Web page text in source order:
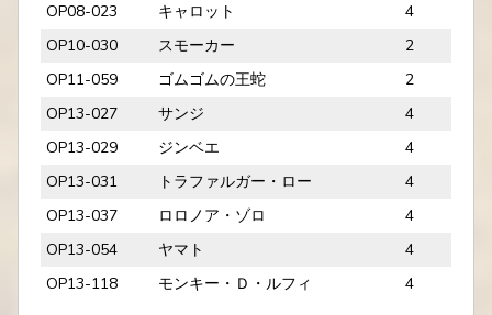
OP08-023
キャロット
4
OP10-030
スモーカー
2
OP11-059
ゴムゴムの王蛇
2
OP13-027
サンジ
4
OP13-029
ジンベエ
4
OP13-031
トラファルガー・ロー
4
OP13-037
ロロノア・ゾロ
4
OP13-054
ヤマト
4
OP13-118
モンキー・Ｄ・ルフィ 4